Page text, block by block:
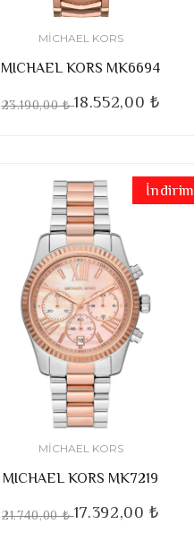
MICHAEL KORS
MICHAEL KORS MK6694
23.190,00 ₺18.552,00 ₺
İndirim
MICHAEL KORS
MICHAEL KORS MK7219
21.740,00 ₺17.392,00 ₺